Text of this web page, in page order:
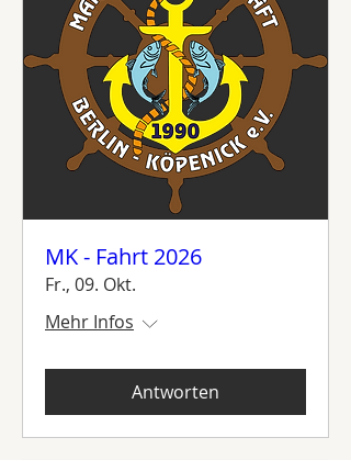
MK - Fahrt 2026
Fr., 09. Okt.
Mehr Infos
Antworten